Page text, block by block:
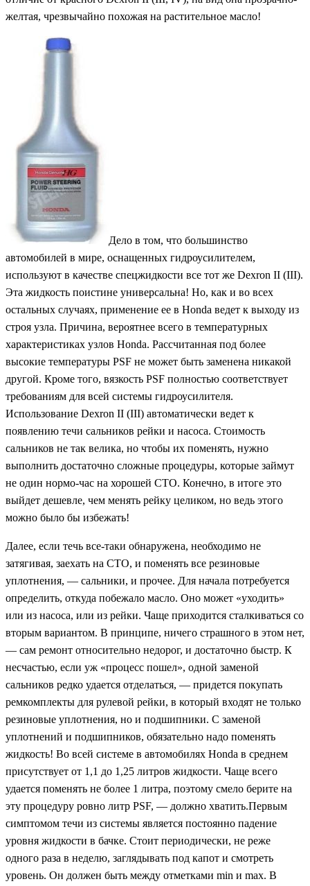
желтая, чрезвычайно похожая на растительное масло!
Дело в том, что большинство
автомобилей в мире, оснащенных гидроусилителем,
используют в качестве спецжидкости все тот же Dexron II (III).
Эта жидкость поистине универсальна! Но, как и во всех
остальных случаях, применение ее в Honda ведет к выходу из
строя узла. Причина, вероятнее всего в температурных
характеристиках узлов Honda. Рассчитанная под более
высокие температуры PSF не может быть заменена никакой
другой. Кроме того, вязкость PSF полностью соответствует
требованиям для всей системы гидроусилителя.
Использование Dexron II (III) автоматически ведет к
появлению течи сальников рейки и насоса. Стоимость
сальников не так велика, но чтобы их поменять, нужно
выполнить достаточно сложные процедуры, которые займут
не один нормо-час на хорошей СТО. Конечно, в итоге это
выйдет дешевле, чем менять рейку целиком, но ведь этого
можно было бы избежать!
Далее, если течь все-таки обнаружена, необходимо не
затягивая, заехать на СТО, и поменять все резиновые
уплотнения, — сальники, и прочее. Для начала потребуется
определить, откуда побежало масло. Оно может «уходить»
или из насоса, или из рейки. Чаще приходится сталкиваться со
вторым вариантом. В принципе, ничего страшного в этом нет,
— сам ремонт относительно недорог, и достаточно быстр. К
несчастью, если уж «процесс пошел», одной заменой
сальников редко удается отделаться, — придется покупать
ремкомплекты для рулевой рейки, в который входят не только
резиновые уплотнения, но и подшипники. С заменой
уплотнений и подшипников, обязательно надо поменять
жидкость! Во всей системе в автомобилях Honda в среднем
присутствует от 1,1 до 1,25 литров жидкости. Чаще всего
удается поменять не более 1 литра, поэтому смело берите на
эту процедуру ровно литр PSF, — должно хватить.Первым
симптомом течи из системы является постоянно падение
уровня жидкости в бачке. Стоит периодически, не реже
одного раза в неделю, заглядывать под капот и смотреть
уровень. Он должен быть между отметками min и max. В